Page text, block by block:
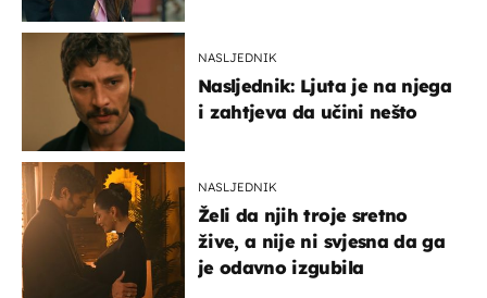
NASLJEDNIK
Nasljednik: Ljuta je na njega
i zahtjeva da učini nešto
NASLJEDNIK
Želi da njih troje sretno
žive, a nije ni svjesna da ga
je odavno izgubila